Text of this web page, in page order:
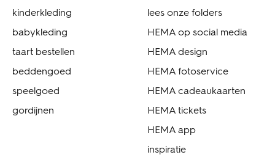
kinderkleding
babykleding
taart bestellen
beddengoed
speelgoed
gordijnen
lees onze folders
HEMA op social media
HEMA design
HEMA fotoservice
HEMA cadeaukaarten
HEMA tickets
HEMA app
inspiratie